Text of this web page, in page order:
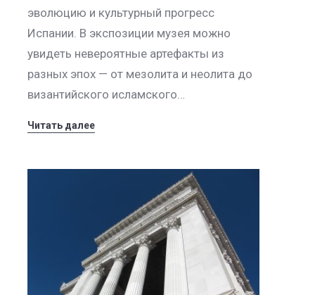
эволюцию и культурный прогресс
Испании. В экспозиции музея можно
увидеть невероятные артефакты из
разных эпох — от мезолита и неолита до
византийского исламского…
Читать далее